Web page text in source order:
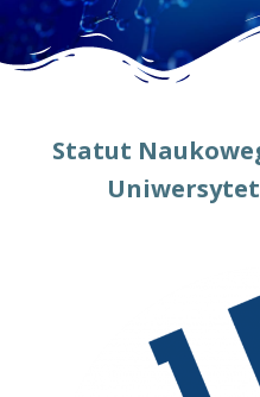
Statut